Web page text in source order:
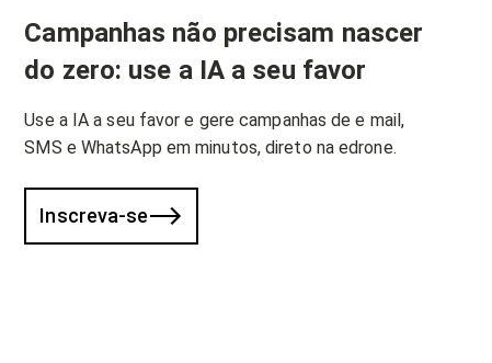
Campanhas não precisam nascer
do zero: use a IA a seu favor
Use a IA a seu favor e gere campanhas de e mail,
SMS e WhatsApp em minutos, direto na edrone.
Inscreva-se